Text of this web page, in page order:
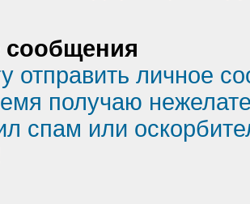
отправить личное
получаю
спам или